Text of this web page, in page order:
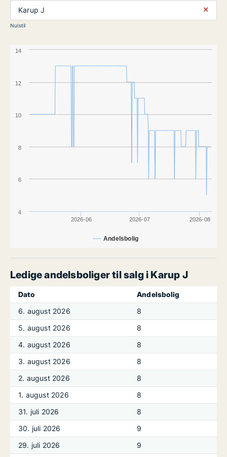
Karup J
⨯
Nulstil
Andelsbolig
2026-06 2026-07 2026-08
4
6
8
10
12
14
Ledige andelsboliger til salg i Karup J
Dato
Andelsbolig
6. august 2026
8
5. august 2026
8
4. august 2026
8
3. august 2026
8
2. august 2026
8
1. august 2026
8
31. juli 2026
8
30. juli 2026
9
29. juli 2026
9